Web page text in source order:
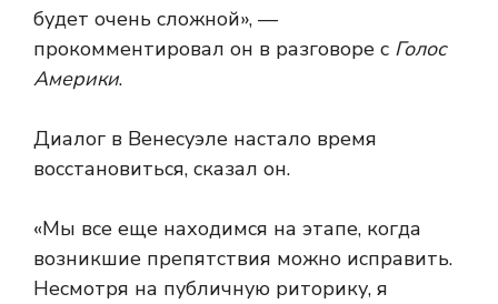
будет очень сложной», —
прокомментировал он в разговоре с Голос
Америки.
Диалог в Венесуэле настало время
восстановиться, сказал он.
«Мы все еще находимся на этапе, когда
возникшие препятствия можно исправить.
Несмотря на публичную риторику, я